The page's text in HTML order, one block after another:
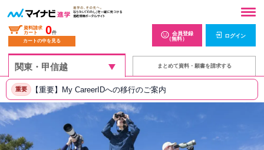
資料請求
カート
0件
カートの中を見る
会員登録
（無料）
ログイン
まとめて資料・願書を請求する
重要 【重要】My CareerIDへの移行のご案内